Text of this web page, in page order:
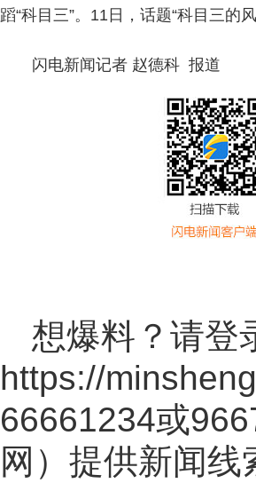
蹈“科目三”。11日，话题“科目三
闪电新闻记者 赵德科 报道
想爆料？请登
https://
66661234或
网 ）提供新闻